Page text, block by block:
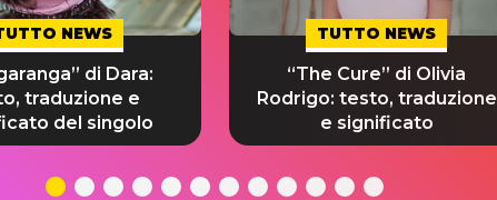
NEWS
di Dara:
traduzione e
del singolo
TUTTO NEWS
“The Cure” di Olivia
Rodrigo: testo, traduzione
e significato